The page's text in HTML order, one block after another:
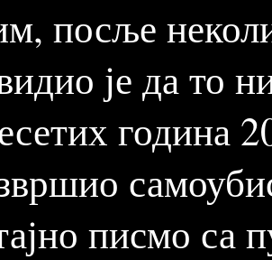
посље
је да то
година
писмо са